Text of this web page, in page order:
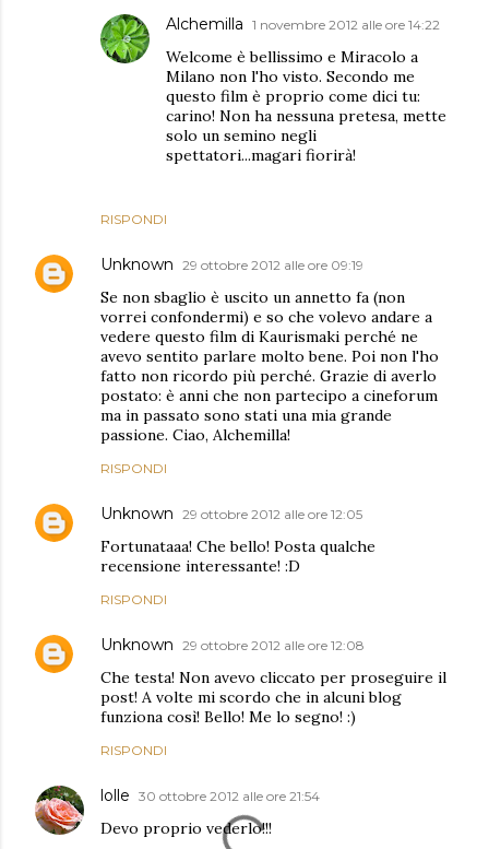
RISPONDI
Alchemilla 1 novembre 2012 alle ore 14:22
Welcome è bellissimo e Miracolo a
Milano non l'ho visto. Secondo me
questo film è proprio come dici tu:
carino! Non ha nessuna pretesa, mette
solo un semino negli
spettatori...magari fiorirà!
Unknown 29 ottobre 2012 alle ore 09:19
Se non sbaglio è uscito un annetto fa (non
vorrei confondermi) e so che volevo andare a
vedere questo film di Kaurismaki perché ne
avevo sentito parlare molto bene. Poi non l'ho
fatto non ricordo più perché. Grazie di averlo
postato: è anni che non partecipo a cineforum
ma in passato sono stati una mia grande
passione. Ciao, Alchemilla!
RISPONDI
Unknown 29 ottobre 2012 alle ore 12:05
Fortunataaa! Che bello! Posta qualche
recensione interessante! :D
RISPONDI
Unknown 29 ottobre 2012 alle ore 12:08
Che testa! Non avevo cliccato per proseguire il
post! A volte mi scordo che in alcuni blog
funziona così! Bello! Me lo segno! :)
RISPONDI
lolle 30 ottobre 2012 alle ore 21:54
Devo proprio vederlo!!!